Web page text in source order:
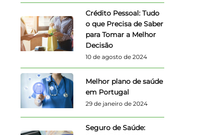
Crédito Pessoal: Tudo
o que Precisa de Saber
para Tomar a Melhor
Decisão
10 de agosto de 2024
Melhor plano de saúde
em Portugal
29 de janeiro de 2024
Seguro de Saúde: